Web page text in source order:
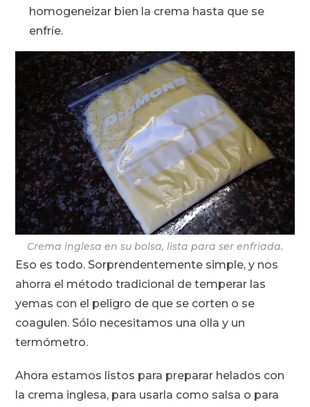
homogeneizar bien la crema hasta que se
enfríe.
Crema inglesa en su bolsa, lista para ser enfriada.
Eso es todo. Sorprendentemente simple, y nos
ahorra el método tradicional de temperar las
yemas con el peligro de que se corten o se
coagulen. Sólo necesitamos una olla y un
termómetro.
Ahora estamos listos para preparar helados con
la crema inglesa, para usarla como salsa o para